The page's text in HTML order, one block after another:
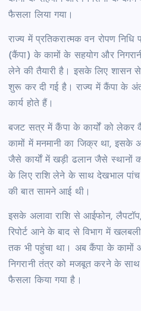
फैसला लिया गया।
राज्य में प्रतिकरात्मक वन रोपण निधि
(कैंपा) के कामों के सहयोग और
लेने की तैयारी है। इसके लिए शासन
शुरू कर दी गई है। राज्य में कैंपा के
कार्य होते हैं।
बजट सत्र में कैंपा के कार्यों को लेकर
कामों में मनमानी का जिक्र था, इसके
जैसे कार्याें में खड़ी ढलान जैसे स्थानों
के लिए राशि लेने के साथ देखभाल
की बात सामने आई थी।
इसके अलावा राशि से आईफोन,
रिपोर्ट आने के बाद से विभाग में
तक भी पहुंचा था। अब कैंपा के
निगरानी तंत्र को मजबूत करने के
फैसला किया गया है।